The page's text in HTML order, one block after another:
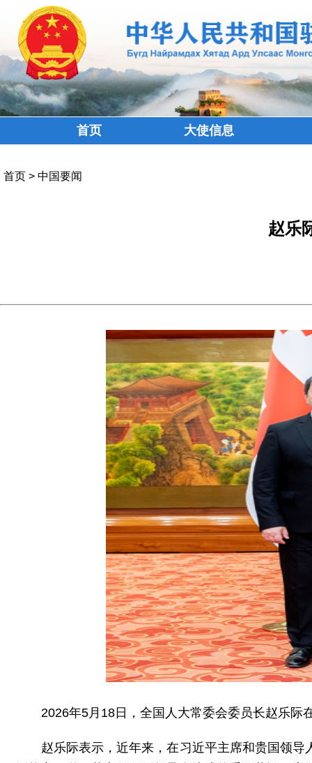
首页 大使信息
首页 > 中国要闻
赵乐
2026年5月18日，全国人大常委会委员长赵乐际
赵乐际表示，近年来，在习近平主席和贵国领